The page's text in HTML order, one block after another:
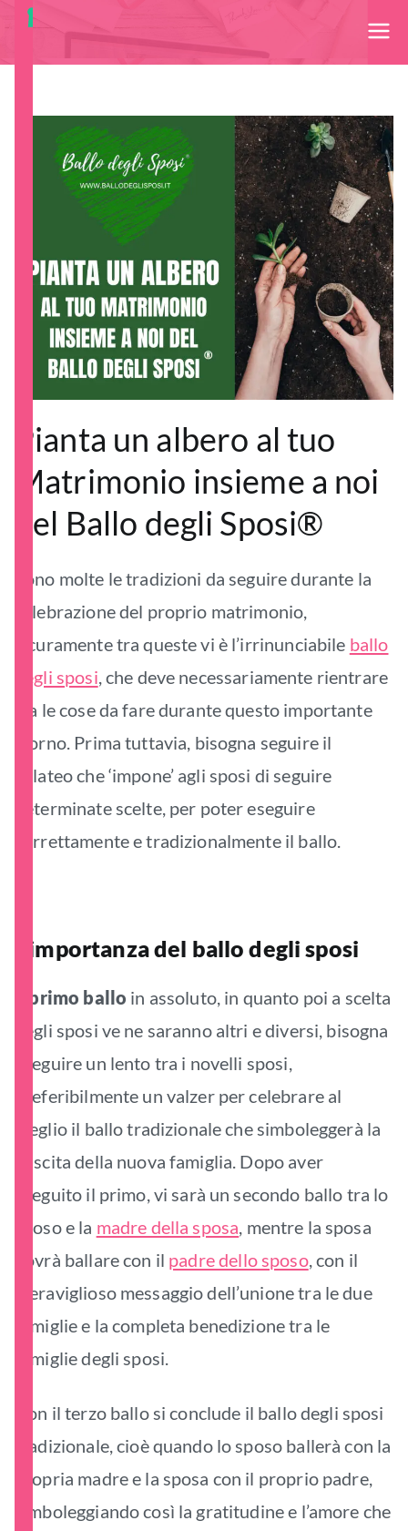
Lascia a noi la creazione del tuo Wedding Dance per il tuo
Matrimonio!
Pianta un albero al tuo
Matrimonio insieme a noi
del Ballo degli Sposi®
Sono molte le tradizioni da seguire durante la
celebrazione del proprio matrimonio,
sicuramente tra queste vi è l’irrinunciabile ballo
degli sposi, che deve necessariamente rientrare
tra le cose da fare durante questo importante
giorno. Prima tuttavia, bisogna seguire il
galateo che ‘impone’ agli sposi di seguire
determinate scelte, per poter eseguire
correttamente e tradizionalmente il ballo.
L’importanza del ballo degli sposi
primo ballo in assoluto, in quanto poi a scelta
degli sposi ve ne saranno altri e diversi, bisogna
eseguire un lento tra i novelli sposi,
preferibilmente un valzer per celebrare al
meglio il ballo tradizionale che simboleggerà la
nascita della nuova famiglia. Dopo aver
eseguito il primo, vi sarà un secondo ballo tra lo
sposo e la madre della sposa, mentre la sposa
dovrà ballare con il padre dello sposo, con il
meraviglioso messaggio dell’unione tra le due
famiglie e la completa benedizione tra le
famiglie degli sposi.
Con il terzo ballo si conclude il ballo degli sposi
tradizionale, cioè quando lo sposo ballerà con la
propria madre e la sposa con il proprio padre,
simboleggiando così la gratitudine e l’amore che